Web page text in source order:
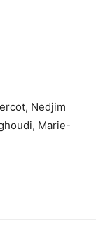
Nedjim
Marie-